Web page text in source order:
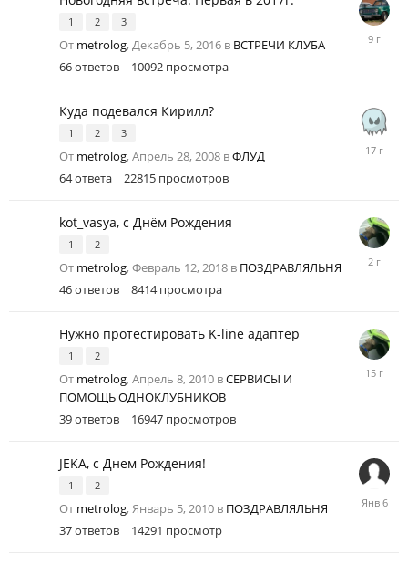
1 2 3
От metrolog, Декабрь 5, 2016 в ВСТРЕЧИ КЛУБА
66ответов 10092 просмотра
Январь
Куда подевался Кирилл?
1 2 3
От metrolog, Апрель 28, 2008 вФЛУД
64ответа 22815 просмотров
Ноябрь
kot_vasya, с Днём Рождения
1 2
От metrolog, Февраль 12, 2018 в ПОЗДРАВЛЯЛЬНЯ
46ответов 8414 просмотра
Февраль
Нужно протестировать K-line адаптер
1 2
От metrolog, Апрель 8, 2010 вСЕРВИСЫ И
ПОМОЩЬ ОДНОКЛУБНИКОВ
39ответов 16947 просмотров
Январь
JEKA, с Днем Рождения!
1 2
От metrolog, Январь 5, 2010 в ПОЗДРАВЛЯЛЬНЯ
37ответов 14291 просмотр
Январь